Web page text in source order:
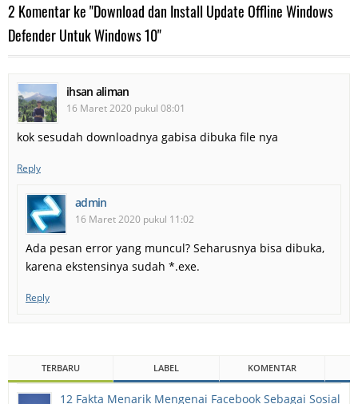
2 Komentar ke "Download dan Install Update Offline Windows
Defender Untuk Windows 10"
ihsan aliman
16 Maret 2020 pukul 08:01
kok sesudah downloadnya gabisa dibuka file nya
Reply
admin
16 Maret 2020 pukul 11:02
Ada pesan error yang muncul? Seharusnya bisa dibuka,
karena ekstensinya sudah *.exe.
Reply
TERBARU LABEL KOMENTAR
12 Fakta Menarik Mengenai Facebook Sebagai Sosial